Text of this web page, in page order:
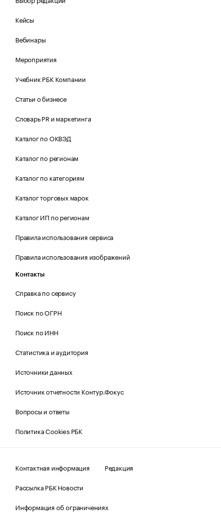
Кейсы
Вебинары
Мероприятия
Учебник РБК Компании
Статьи о бизнесе
Словарь PR и маркетинга
Каталог по ОКВЭД
Каталог по регионам
Каталог по категориям
Каталог торговых марок
Каталог ИП по регионам
Правила использования сервиса
Правила использования изображений
Контакты
Справка по сервису
Поиск по ОГРН
Поиск по ИНН
Статистика и аудитория
Источники данных
Источник отчетности Контур.Фокус
Вопросы и ответы
Политика Cookies РБК
Контактная информация
Редакция
Рассылка РБК Новости
Информация об ограничениях